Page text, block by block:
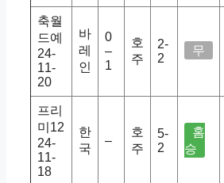
축월
드예
24-
11-
20
바
레
인
0
–
1
호
주
2-
2
무
프리
미12
24-
11-
18
한
국
–
호
주
5-
2
홈
승